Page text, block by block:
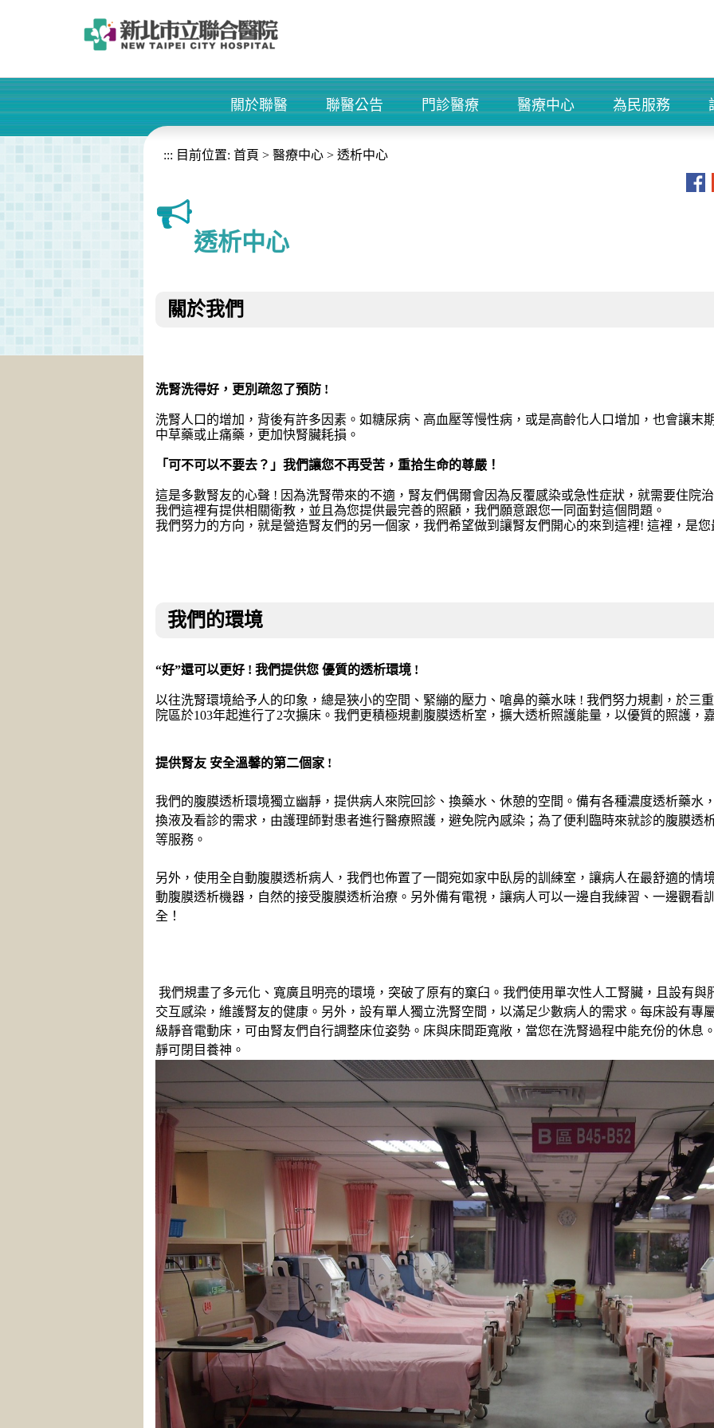
+
關於聯醫
+
聯醫公告
+
門診醫療
+
醫療中心
+
為民服務
::: 目前位置: 首頁 > 醫療中心 > 透析中心
透析中心
關於我們
洗腎洗得好，更別疏忽了預防 !
洗腎人口的增加，背後有許多因素。如糖尿病、高血壓等慢性病，或是高齡化人口增加，也會讓末
中草藥或止痛藥，更加快腎臟耗損。
「可不可以不要去？」我們讓您不再受苦，重拾生命的尊嚴！
這是多數腎友的心聲 ! 因為洗腎帶來的不適，腎友們偶爾會因為反覆感染或急性症狀，就需要住院
我們這裡有提供相關衛教，並且為您提供最完善的照顧，我們願意跟您一同面對這個問題。
我們努力的方向，就是營造腎友們的另一個家，我們希望做到讓腎友們開心的來到這裡! 這裡，是
我們的環境
“好”還可以更好 ! 我們提供您 優質的透析環境 !
以往洗腎環境給予人的印象，總是狹小的空間、緊繃的壓力、嗆鼻的藥水味 ! 我們努力規劃，於三
院區於103年起進行了2次擴床。我們更積極規劃腹膜透析室，擴大透析照護能量，以優質的照護，
提供腎友 安全溫馨的第二個家 !
我們的腹膜透析環境獨立幽靜，提供病人來院回診、換藥水、休憩的空間。備有各種濃度透析藥水
換液及看診的需求，由護理師對患者進行醫療照護，避免院內感染；為了便利臨時來就診的腹膜透
等服務。
另外，使用全自動腹膜透析病人，我們也佈置了一間宛如家中臥房的訓練室，讓病人在最舒適的情
動腹膜透析機器，自然的接受腹膜透析治療。另外備有電視，讓病人可以一邊自我練習、一邊觀看
全！
我們規畫了多元化、寬廣且明亮的環境，突破了原有的窠臼。我們使用單次性人工腎臟，且設有與
交互感染，維護腎友的健康。另外，設有單人獨立洗腎空間，以滿足少數病人的需求。每床設有專
級靜音電動床，可由腎友們自行調整床位姿勢。床與床間距寬敞，當您在洗腎過程中能充份的休息
靜可閉目養神。